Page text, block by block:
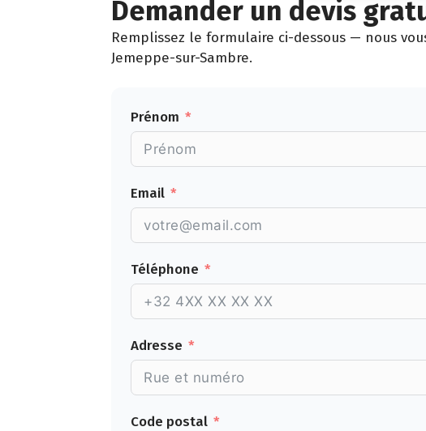
Demander un devis
Remplissez le formulaire ci-dessous — nous
Jemeppe-sur-Sambre.
Prénom
Email
Téléphone
Adresse
Code postal